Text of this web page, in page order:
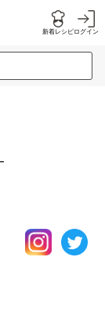
新着レシピログイン